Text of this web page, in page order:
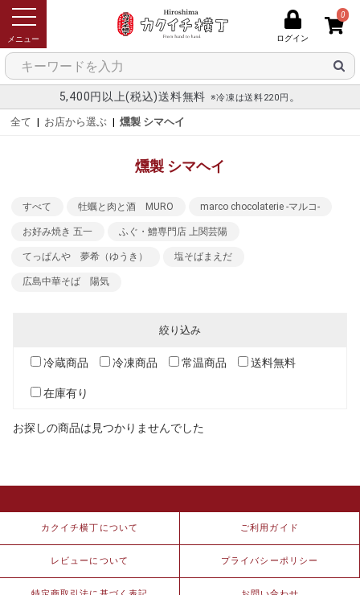
ログイン
0
5,400円以上(税込)送料無料 ※冷凍は送料220円 。
全て | お店から選ぶ | 燻製 シマヘイ
燻製 シマヘイ
すべて 牡蠣と肉と酒 MURO marco chocolaterie -マルコ-
お好み焼き 五一 ふぐ・鱧専門店 上関芸陽
てっぱんや 夢希（ゆうき） 塩そばまえだ
広島中華そば 陽気
絞り込み
冷蔵商品 冷凍商品 常温商品 送料無料
在庫有り
お探しの商品は見つかりませんでした
カクイチ横丁について ご利用ガイド
レビューについて プライバシーポリシー
メニュー